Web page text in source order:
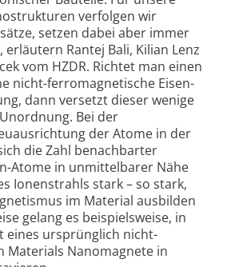
verfolgen wir
setzen dabei aber immer
erläutern Rantej Bali, Kilian Lenz
vom HZDR. Richtet man einen
nicht-ferromagnetische Eisen-
dann versetzt dieser wenige
Bei der
der Atome in der
die Zahl benachbarter
Atome in unmittelbarer Nähe
Ionenstrahls stark – so stark,
im Material ausbilden
gelang es beispielsweise, in
eines ursprünglich nicht-
Materials Nanomagnete in